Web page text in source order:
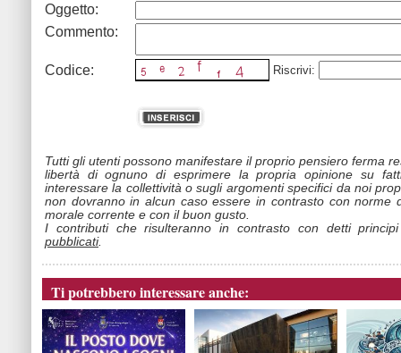
Oggetto:
Commento:
Codice: Riscrivi:
Tutti gli utenti possono manifestare il proprio pensiero ferma
libertà di ognuno di esprimere la propria opinione su
interessare la collettività o sugli argomenti specifici da noi
non dovranno in alcun caso essere in contrasto con norme
morale corrente e con il buon gusto.
I contributi che risulteranno in contrasto con detti
pubblicati.
Ti potrebbero interessare anche: